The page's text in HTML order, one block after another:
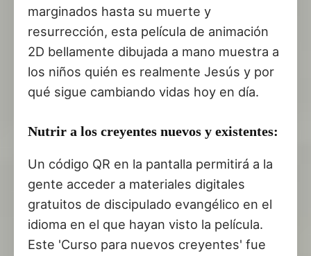
marginados hasta su muerte y
resurrección, esta película de animación
2D bellamente dibujada a mano muestra a
los niños quién es realmente Jesús y por
qué sigue cambiando vidas hoy en día.
Nutrir a los creyentes nuevos y existentes:
Un código QR en la pantalla permitirá a la
gente acceder a materiales digitales
gratuitos de discipulado evangélico en el
idioma en el que hayan visto la película.
Este 'Curso para nuevos creyentes' fue